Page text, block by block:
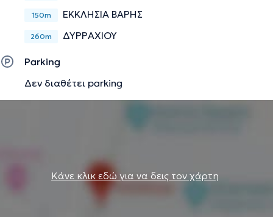
150m ΕΚΚΛΗΣΙΑ ΒΑΡΗΣ
260m ΔΥΡΡΑΧΙΟΥ
Parking
Δεν διαθέτει parking
Κάνε κλικ εδώ για να δεις τον χάρτη